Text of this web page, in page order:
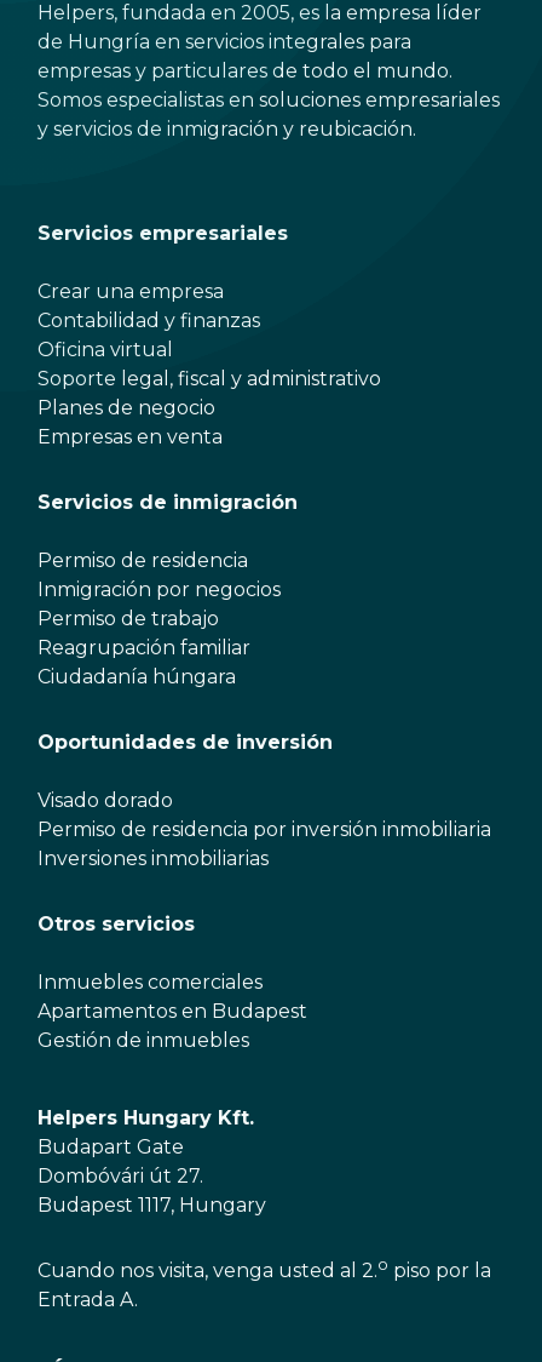
Helpers, fundada en 2005, es la empresa líder
de Hungría en servicios integrales para
empresas y particulares de todo el mundo.
Somos especialistas en soluciones empresariales
y servicios de inmigración y reubicación.
Servicios empresariales
Crear una empresa
Contabilidad y finanzas
Oficina virtual
Soporte legal, fiscal y administrativo
Planes de negocio
Empresas en venta
Servicios de inmigración
Permiso de residencia
Inmigración por negocios
Permiso de trabajo
Reagrupación familiar
Ciudadanía húngara
Oportunidades de inversión
Visado dorado
Permiso de residencia por inversión inmobiliaria
Inversiones inmobiliarias
Otros servicios
Inmuebles comerciales
Apartamentos en Budapest
Gestión de inmuebles
Helpers Hungary Kft.
Budapart Gate
Dombóvári út 27.
Budapest 1117, Hungary
Cuando nos visita, venga usted al 2.o piso por la
Entrada A.